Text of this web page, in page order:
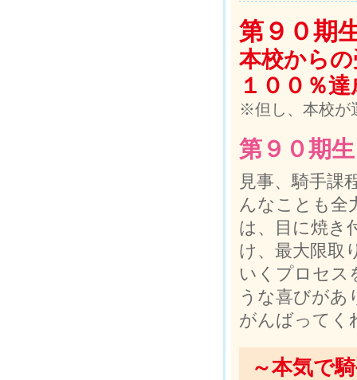
第９０期
本校から
１００％達
※但し、本校が
第９０期生
見事、騎手課
んなことも全
は、目に焼き
け、最大限取
いくプロセス
うな喜びがあ
がんばってく
～本気で